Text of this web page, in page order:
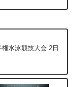
水泳競技大会 2日